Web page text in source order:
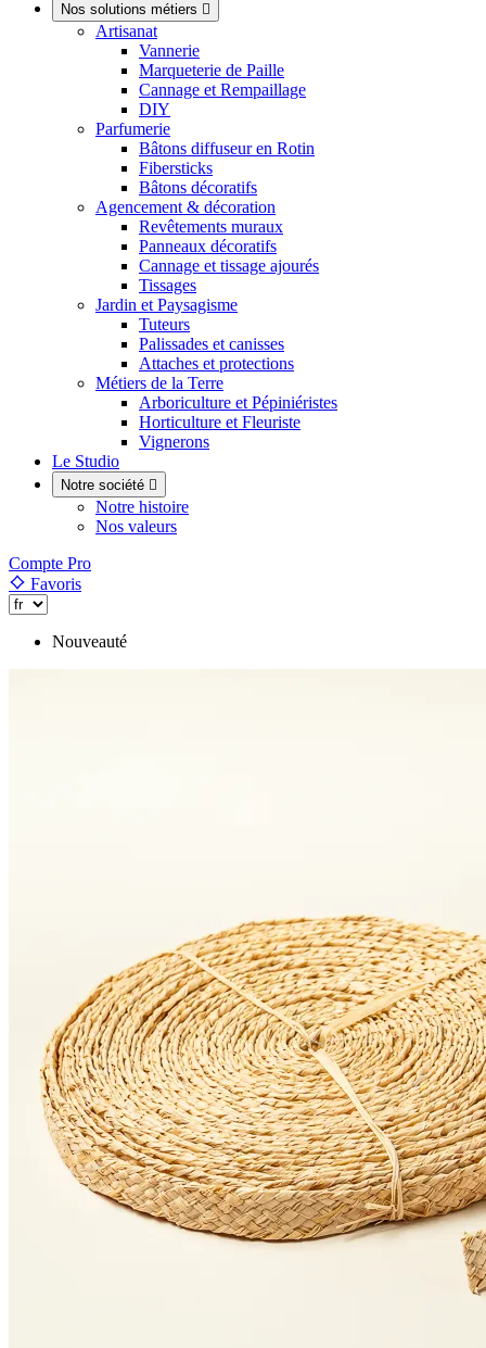
Nos solutions métiers 
Artisanat
Vannerie
Marqueterie de Paille
Cannage et Rempaillage
DIY
Parfumerie
Bâtons diffuseur en Rotin
Fibersticks
Bâtons décoratifs
Agencement & décoration
Revêtements muraux
Panneaux décoratifs
Cannage et tissage ajourés
Tissages
Jardin et Paysagisme
Tuteurs
Palissades et canisses
Attaches et protections
Métiers de la Terre
Arboriculture et Pépiniéristes
Horticulture et Fleuriste
Vignerons
Le Studio
Notre société 
Notre histoire
Nos valeurs
Compte Pro
Favoris
Nouveauté